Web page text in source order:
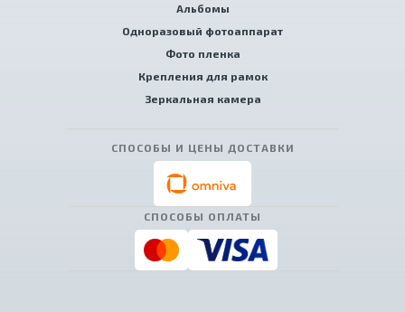
Альбомы
Одноразовый фотоаппарат
Фото пленка
Крепления для рамок
Зеркальная камера
СПОСОБЫ И ЦЕНЫ ДОСТАВКИ
СПОСОБЫ ОПЛАТЫ